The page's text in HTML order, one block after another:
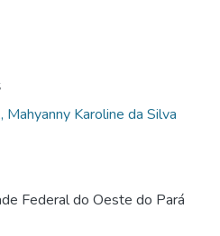
Mahyanny Karoline da Silva
Federal do Oeste do Pará